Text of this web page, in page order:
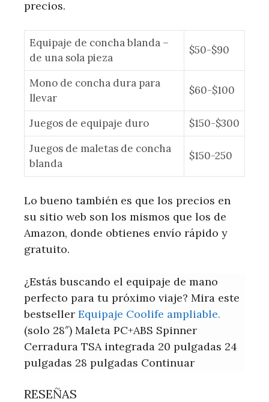
precios.
Equipaje de concha blanda –
de una sola pieza
$50-$90
Mono de concha dura para
llevar
$60-$100
Juegos de equipaje duro
$150-$300
Juegos de maletas de concha
blanda
$150-250
Lo bueno también es que los precios en
su sitio web son los mismos que los de
Amazon, donde obtienes envío rápido y
gratuito.
¿Estás buscando el equipaje de mano
perfecto para tu próximo viaje? Mira este
bestseller Equipaje Coolife ampliable.
(solo 28″) Maleta PC+ABS Spinner
Cerradura TSA integrada 20 pulgadas 24
pulgadas 28 pulgadas Continuar
RESEÑAS